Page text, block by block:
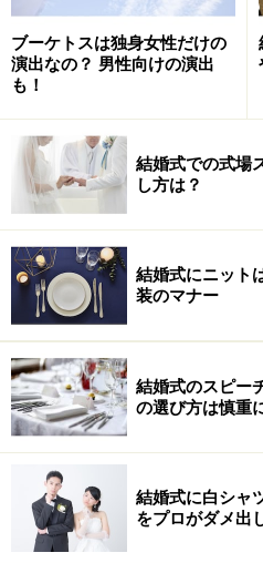
ダルジュエリー。この店舗
ライダルの品揃えが充実して
住所：中央区銀座2－6－4 竹
電話：(03)-3538-2124
営業時間 11:00～20:00
【アイプリモ銀座本店】
1999年創業。昨年10周年を迎
専門店。国内に54店舗、海
ランドです。
専門店の名に相応しく、こ
階まで全フロア、ブライダ
ています。デザインの豊富
揃えにおいては群を抜いて
ブーケトスは独身女性だけの
演出なの？ 男性向けの演出
も！
結婚式での式場
し方は？
結婚式にニット
装のマナー
結婚式のスピー
の選び方は慎重
結婚式に白シャ
をプロがダメ出